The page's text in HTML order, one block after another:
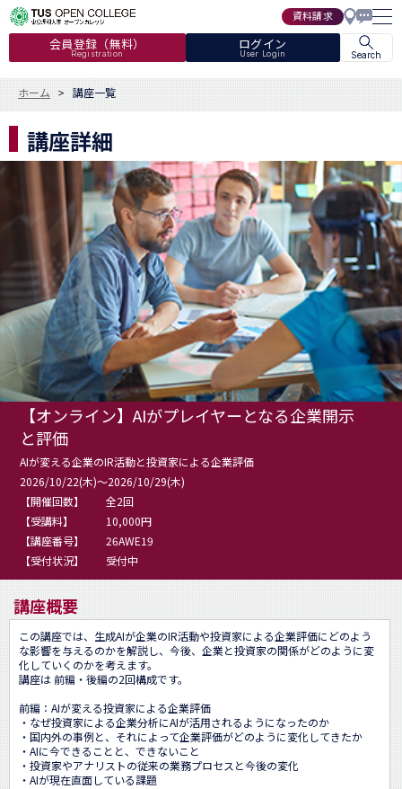
資料請求
会員登録（無料）
Registration
ログイン
User Login Search
ホーム 講座一覧
講座詳細
【オンライン】AIがプレイヤーとなる企業開示
と評価
AIが変える企業のIR活動と投資家による企業評価
2026/10/22(木)～2026/10/29(木)
【開催回数】
全2回
【受講料】
10,000円
【講座番号】
26AWE19
【受付状況】
受付中
講座概要
この講座では、生成AIが企業のIR活動や投資家による企業評価にどのよう
な影響を与えるのかを解説し、今後、企業と投資家の関係がどのように変
化していくのかを考えます。
講座は 前編・後編の2回構成です。
前編：AIが変える投資家による企業評価
・なぜ投資家による企業分析にAIが活用されるようになったのか
・国内外の事例と、それによって企業評価がどのように変化してきたか
・AIに今できることと、できないこと
・投資家やアナリストの従来の業務プロセスと今後の変化
・AIが現在直面している課題